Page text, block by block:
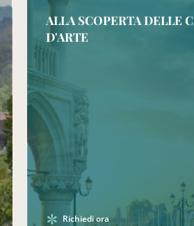
ALLA SCOPERTA DELLE
D'ARTE
Richiedi ora